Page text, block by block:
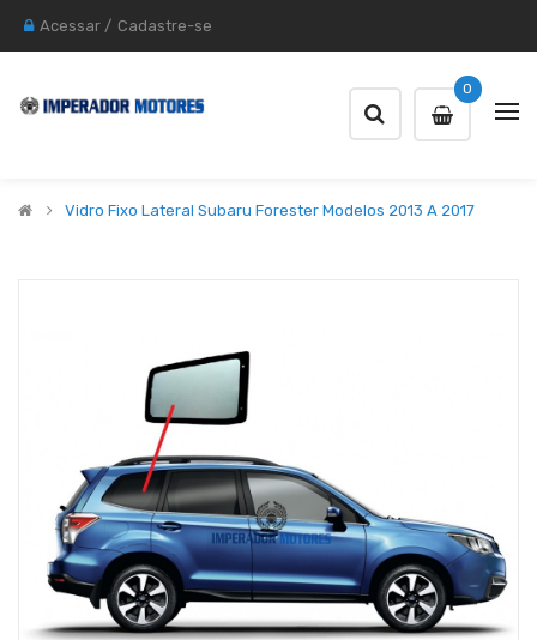
Acessar / Cadastre-se
0
Vidro Fixo Lateral Subaru Forester Modelos 2013 A 2017